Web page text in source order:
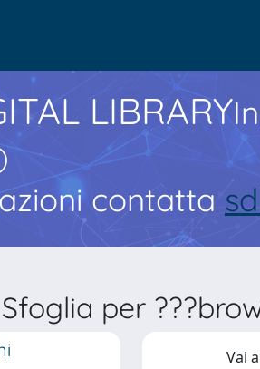
LIBRARY
)
contatta
Sfoglia per
Vai